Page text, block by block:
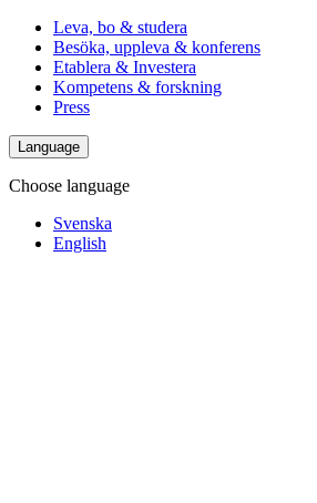
Leva, bo & studera
Besöka, uppleva & konferens
Etablera & Investera
Kompetens & forskning
Press
Language
Choose language
Svenska
English